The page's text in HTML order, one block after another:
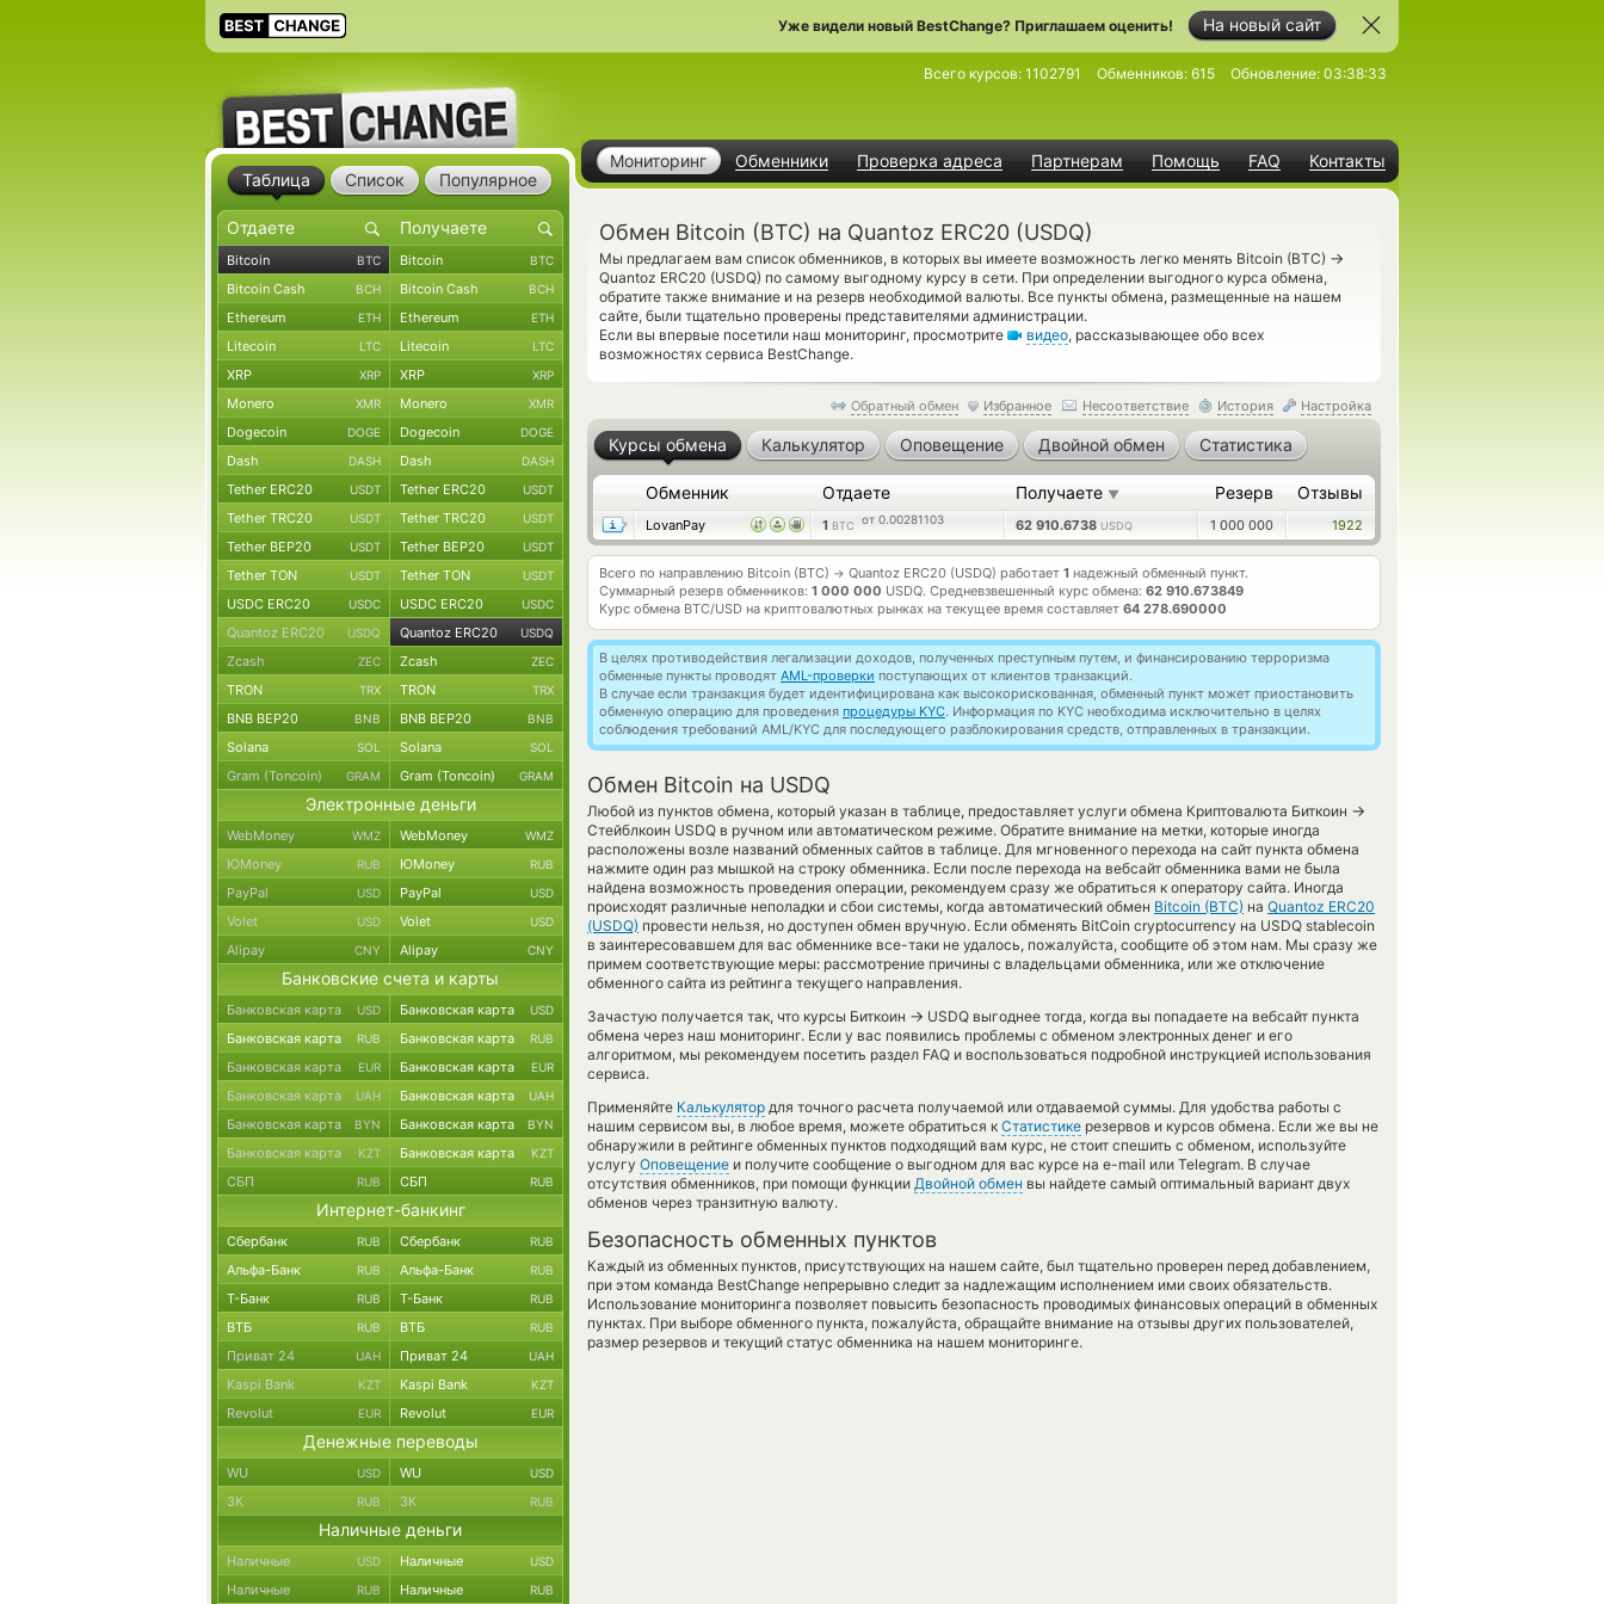
На новый сайт
Уже видели новый BestChange? Приглашаем оценить!
Мониторинг Обменники Проверка адреса Партнерам Помощь FAQ Контакты
Всего курсов: 1102791 Обменников: 615 Обновление: 03:38:33
Обмен Bitcoin (BTC) на Quantoz ERC20 (USDQ)
Мы предлагаем вам список обменников, в которых вы имеете возможность легко менять Bitcoin (BTC) →
Quantoz ERC20 (USDQ) по самому выгодному курсу в сети. При определении выгодного курса обмена,
обратите также внимание и на резерв необходимой валюты. Все пункты обмена, размещенные на нашем
сайте, были тщательно проверены представителями администрации.
Если вы впервые посетили наш мониторинг, просмотрите
видео, рассказывающее обо всех
возможностях сервиса BestChange.
Обратный обмен Избранное Несоответствие История Настройка
Курсы обмена Калькулятор Оповещение Двойной обмен Статистика
Обменник Отдаете Получаете ▼ Резерв Отзывы
LovanPay 1 BTC от 0.00281103 62 910.6738 USDQ 1 000 000 1922
Всего по направлению Bitcoin (BTC) → Quantoz ERC20 (USDQ) работает 1 надежный обменный пункт.
Суммарный резерв обменников: 1 000 000 USDQ. Средневзвешенный курс обмена: 62 910.673849
Курс обмена BTC/USD на криптовалютных рынках на текущее время составляет 64 278.690000
В целях противодействия легализации доходов, полученных преступным путем, и финансированию терроризма
обменные пункты проводят AML-проверки поступающих от клиентов транзакций.
В случае если транзакция будет идентифицирована как высокорискованная, обменный пункт может приостановить
обменную операцию для проведения процедуры KYC. Информация по KYC необходима исключительно в целях
соблюдения требований AML/KYC для последующего разблокирования средств, отправленных в транзакции.
Обмен Bitcoin на USDQ
Любой из пунктов обмена, который указан в таблице, предоставляет услуги обмена Криптовалюта Биткоин →
Стейблкоин USDQ в ручном или автоматическом режиме. Обратите внимание на метки, которые иногда
расположены возле названий обменных сайтов в таблице. Для мгновенного перехода на сайт пункта обмена
нажмите один раз мышкой на строку обменника. Если после перехода на вебсайт обменника вами не была
найдена возможность проведения операции, рекомендуем сразу же обратиться к оператору сайта. Иногда
происходят различные неполадки и сбои системы, когда автоматический обмен Bitcoin (BTC) на Quantoz ERC20
(USDQ) провести нельзя, но доступен обмен вручную. Если обменять BitCoin cryptocurrency на USDQ stablecoin
в заинтересовавшем для вас обменнике все-таки не удалось, пожалуйста, сообщите об этом нам. Мы сразу же
примем соответствующие меры: рассмотрение причины с владельцами обменника, или же отключение
обменного сайта из рейтинга текущего направления.
Зачастую получается так, что курсы Биткоин → USDQ выгоднее тогда, когда вы попадаете на вебсайт пункта
обмена через наш мониторинг. Если у вас появились проблемы с обменом электронных денег и его
алгоритмом, мы рекомендуем посетить раздел FAQ и воспользоваться подробной инструкцией использования
сервиса.
Применяйте Калькулятор для точного расчета получаемой или отдаваемой суммы. Для удобства работы с
нашим сервисом вы, в любое время, можете обратиться к Статистике резервов и курсов обмена. Если же вы не
обнаружили в рейтинге обменных пунктов подходящий вам курс, не стоит спешить с обменом, используйте
услугу Оповещение и получите сообщение о выгодном для вас курсе на e-mail или Telegram. В случае
отсутствия обменников, при помощи функции Двойной обмен вы найдете самый оптимальный вариант двух
обменов через транзитную валюту.
Безопасность обменных пунктов
Каждый из обменных пунктов, присутствующих на нашем сайте, был тщательно проверен перед добавлением,
при этом команда BestChange непрерывно следит за надлежащим исполнением ими своих обязательств.
Использование мониторинга позволяет повысить безопасность проводимых финансовых операций в обменных
пунктах. При выборе обменного пункта, пожалуйста, обращайте внимание на отзывы других пользователей,
размер резервов и текущий статус обменника на нашем мониторинге.
Таблица Список Популярное
Bitcoin BTC Bitcoin BTC
Bitcoin Cash BCH Bitcoin Cash BCH
Ethereum ETH Ethereum ETH
Litecoin LTC Litecoin LTC
XRP XRP XRP XRP
Monero XMR Monero XMR
Dogecoin DOGE Dogecoin DOGE
Dash DASH Dash DASH
Tether ERC20 USDT Tether ERC20 USDT
Tether TRC20 USDT Tether TRC20 USDT
Tether BEP20 USDT Tether BEP20 USDT
Tether TON USDT Tether TON USDT
USDC ERC20 USDC USDC ERC20 USDC
Quantoz ERC20 USDQ Quantoz ERC20 USDQ
Zcash ZEC Zcash ZEC
TRON TRX TRON TRX
BNB BEP20 BNB BNB BEP20 BNB
Solana SOL Solana SOL
Gram (Toncoin) GRAM Gram (Toncoin) GRAM
Электронные деньги
WebMoney WMZ WebMoney WMZ
ЮMoney RUB ЮMoney RUB
PayPal USD PayPal USD
Volet USD Volet USD
Alipay CNY Alipay CNY
Банковские счета и карты
Банковская карта USD Банковская карта USD
Банковская карта RUB Банковская карта RUB
Банковская карта EUR Банковская карта EUR
Банковская карта UAH Банковская карта UAH
Банковская карта BYN Банковская карта BYN
Банковская карта KZT Банковская карта KZT
СБП RUB СБП RUB
Интернет-банкинг
Сбербанк RUB Сбербанк RUB
Альфа-Банк RUB Альфа-Банк RUB
Т-Банк RUB Т-Банк RUB
ВТБ RUB ВТБ RUB
Приват 24 UAH Приват 24 UAH
Kaspi Bank KZT Kaspi Bank KZT
Revolut EUR Revolut EUR
Денежные переводы
WU USD WU USD
ЗК RUB ЗК RUB
Наличные деньги
Наличные USD Наличные USD
Наличные RUB Наличные RUB